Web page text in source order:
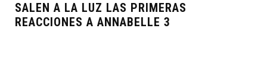
SALEN A LA LUZ LAS PRIMERAS
REACCIONES A ANNABELLE 3